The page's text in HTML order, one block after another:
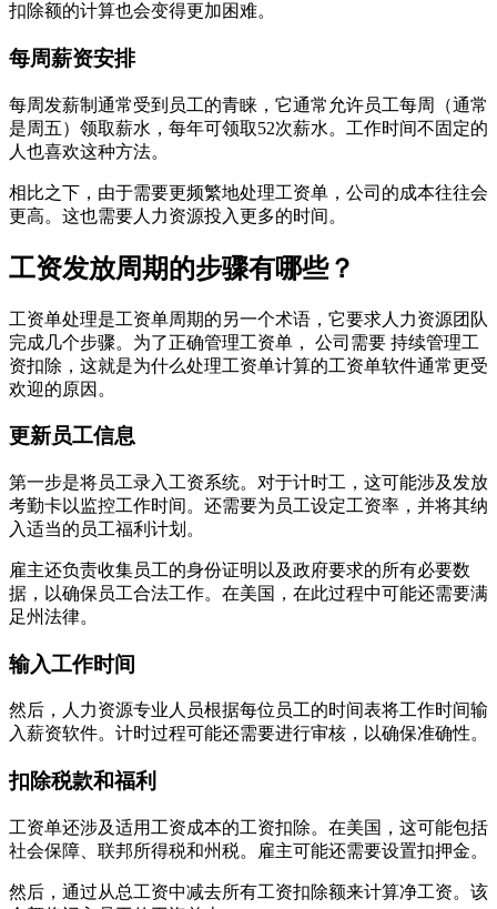
扣除额的计算也会变得更加困难。
每周薪资安排
每周发薪制通常受到员工的青睐，它通常允许员工每周（通常
是周五）领取薪水，每年可领取52次薪水。工作时间不固定的
人也喜欢这种方法。
相比之下，由于需要更频繁地处理工资单，公司的成本往往会
更高。这也需要人力资源投入更多的时间。
工资发放周期的步骤有哪些？
工资单处理是工资单周期的另一个术语，它要求人力资源团队
完成几个步骤。为了正确管理工资单， 公司需要 持续管理工
资扣除，这就是为什么处理工资单计算的工资单软件通常更受
欢迎的原因。
更新员工信息
第一步是将员工录入工资系统。对于计时工，这可能涉及发放
考勤卡以监控工作时间。还需要为员工设定工资率，并将其纳
入适当的员工福利计划。
雇主还负责收集员工的身份证明以及政府要求的所有必要数
据，以确保员工合法工作。在美国，在此过程中可能还需要满
足州法律。
输入工作时间
然后，人力资源专业人员根据每位员工的时间表将工作时间输
入薪资软件。计时过程可能还需要进行审核，以确保准确性。
扣除税款和福利
工资单还涉及适用工资成本的工资扣除。在美国，这可能包括
社会保障、联邦所得税和州税。雇主可能还需要设置扣押金。
然后，通过从总工资中减去所有工资扣除额来计算净工资。该